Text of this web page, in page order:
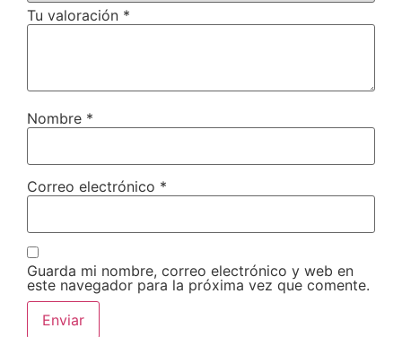
Tu valoración *
Nombre *
Correo electrónico *
Guarda mi nombre, correo electrónico y web en
este navegador para la próxima vez que comente.